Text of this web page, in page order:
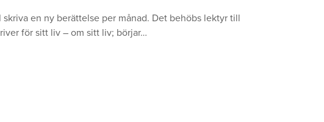
en ny berättelse per månad. Det behöbs lektyr till
för sitt liv – om sitt liv; börjar…